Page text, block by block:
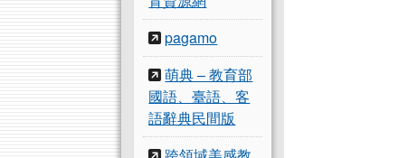
pagamo
萌典 – 教育部
國語、臺語、客
語辭典民間版